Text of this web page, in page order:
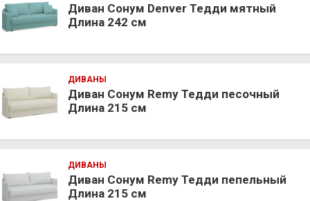
Диван Сонум Denver Тедди мятный
Длина 242 см
ДИВАНЫ
Диван Сонум Remy Тедди песочный
Длина 215 см
ДИВАНЫ
Диван Сонум Remy Тедди пепельный
Длина 215 см